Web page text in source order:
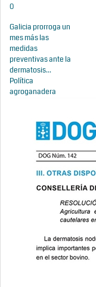
0
Galicia prorroga un
mes más las
medidas
preventivas ante la
dermatosis...
Política
agroganadera